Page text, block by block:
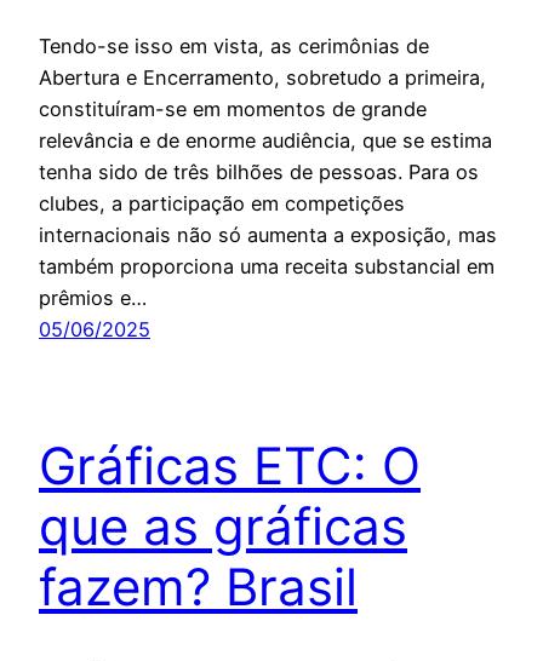
Tendo-se isso em vista, as cerimônias de
Abertura e Encerramento, sobretudo a primeira,
constituíram-se em momentos de grande
relevância e de enorme audiência, que se estima
tenha sido de três bilhões de pessoas. Para os
clubes, a participação em competições
internacionais não só aumenta a exposição, mas
também proporciona uma receita substancial em
prêmios e…
05/06/2025
Gráficas ETC: O
que as gráficas
fazem? Brasil